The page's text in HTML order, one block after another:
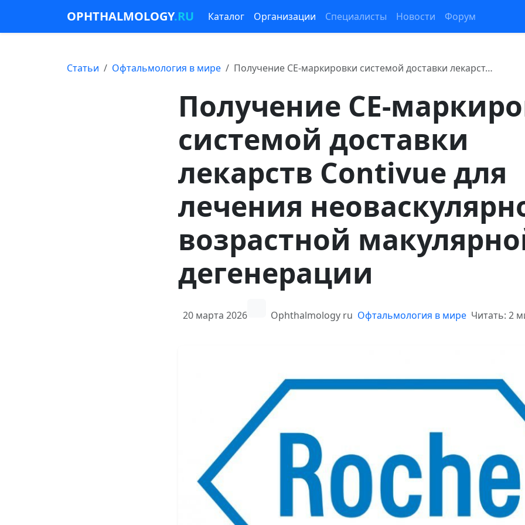
OPHTHALMOLOGY.RU Каталог Организации Специалисты Новости Форум
Статьи Офтальмология в мире Получение CE-маркировки системой доставки лекарст…
Получение CE-
системой доставки
лекарств Contivue для
лечения
возрастной
дегенерации
20 марта 2026 Ophthalmology ru Офтальмология в мире Читать: 2